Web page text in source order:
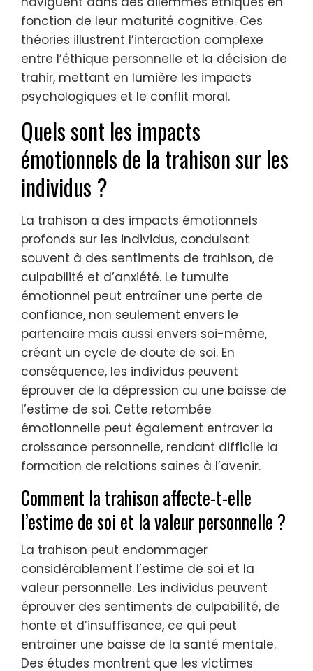
fonction de leur maturité cognitive. Ces
théories illustrent l’interaction complexe
entre l’éthique personnelle et la décision de
trahir, mettant en lumière les impacts
psychologiques et le conflit moral.
Quels sont les impacts
émotionnels de la trahison sur les
individus ?
La trahison a des impacts émotionnels
profonds sur les individus, conduisant
souvent à des sentiments de trahison, de
culpabilité et d’anxiété. Le tumulte
émotionnel peut entraîner une perte de
confiance, non seulement envers le
partenaire mais aussi envers soi-même,
créant un cycle de doute de soi. En
conséquence, les individus peuvent
éprouver de la dépression ou une baisse de
l’estime de soi. Cette retombée
émotionnelle peut également entraver la
croissance personnelle, rendant difficile la
formation de relations saines à l’avenir.
Comment la trahison affecte-t-elle
l’estime de soi et la valeur personnelle ?
La trahison peut endommager
considérablement l’estime de soi et la
valeur personnelle. Les individus peuvent
éprouver des sentiments de culpabilité, de
honte et d’insuffisance, ce qui peut
entraîner une baisse de la santé mentale.
Des études montrent que les victimes